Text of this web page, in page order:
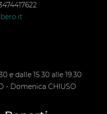
e dalle 15.30 alle 19.30
- Domenica CHIUSO